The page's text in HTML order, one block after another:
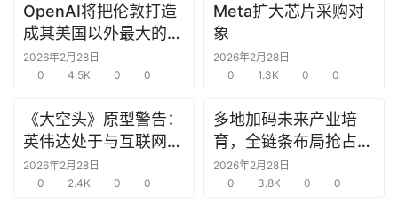
选
报
告
投
之
OpenAI将把伦敦打造
成其美国以外最大的研
究中心
2026年2月28日
0
4.5K 0 0
Meta扩大芯片采购对
象
2026年2月28日
0
1.3K 0 0
《大空头》原型警告：
英伟达处于与互联网泡
沫时期思科同样的“危
险境地”
2026年2月28日
0
2.4K 0 0
多地加码未来产业培
育，全链条布局抢占新
赛道先机
2026年2月28日
0
3.8K 0 0